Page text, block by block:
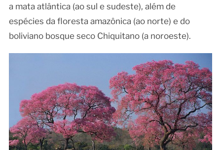
a mata atlântica (ao sul e sudeste), além de
espécies da floresta amazônica (ao norte) e do
boliviano bosque seco Chiquitano (a noroeste).